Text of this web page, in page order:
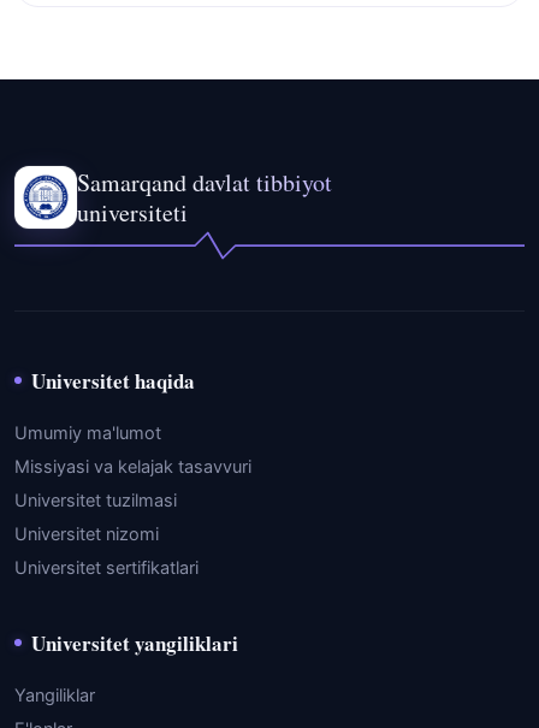
Samarqand davlat tibbiyot
universiteti
Universitet haqida
Umumiy ma'lumot
Missiyasi va kelajak tasavvuri
Universitet tuzilmasi
Universitet nizomi
Universitet sertifikatlari
Universitet yangiliklari
Yangiliklar